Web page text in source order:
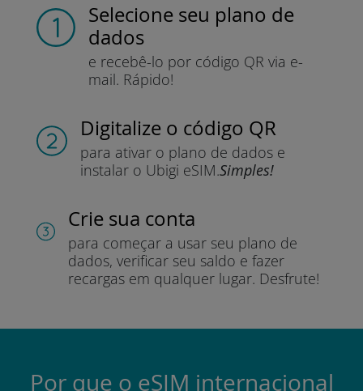
Selecione seu plano de
dados
e recebê-lo por código QR via e-
mail. Rápido!
Digitalize o código QR
para ativar o plano de dados e
instalar o Ubigi eSIM.Simples!
Crie sua conta
para começar a usar seu plano de
dados, verificar seu saldo e fazer
recargas em qualquer lugar. Desfrute!
Por que o eSIM internacional